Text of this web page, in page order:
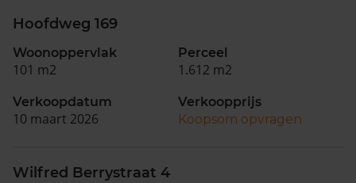
Hoofdweg 169
Woonoppervlak
101 m2
Perceel
1.612 m2
Verkoopdatum
10 maart 2026
Verkoopprijs
Koopsom opvragen
Wilfred Berrystraat 4